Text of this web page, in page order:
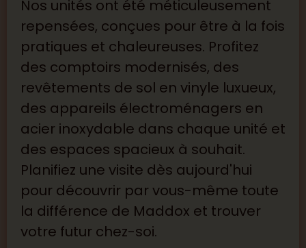
Nos unités ont été méticuleusement
repensées, conçues pour être à la fois
pratiques et chaleureuses. Profitez
des comptoirs modernisés, des
revêtements de sol en vinyle luxueux,
des appareils électroménagers en
acier inoxydable dans chaque unité et
des espaces spacieux à souhait.
Planifiez une visite dès aujourd'hui
pour découvrir par vous-même toute
la différence de Maddox et trouver
votre futur chez-soi.